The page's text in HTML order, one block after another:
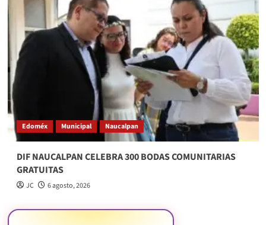
Edoméx Municipal Naucalpan
DIF NAUCALPAN CELEBRA 300 BODAS COMUNITARIAS
GRATUITAS
JC 6 agosto, 2026